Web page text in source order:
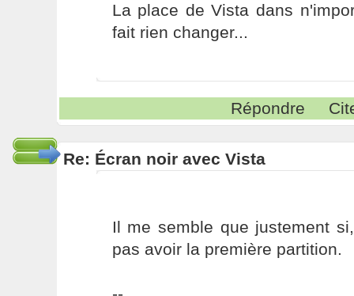
La place de Vista dans
fait rien changer...
Répondre
Re: Écran noir avec Vista
Il me semble que justement
pas avoir la première partition.